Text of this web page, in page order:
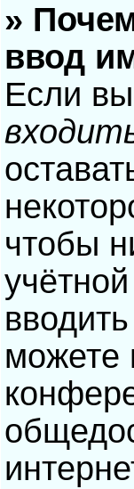
»
ввод
Если
чтобы
можете